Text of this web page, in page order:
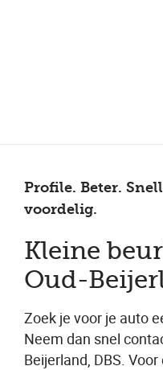
Profile. Beter.
voordelig.
Kleine
Oud-
Zoek je voor je auto
Neem dan snel
Beijerland, DBS.